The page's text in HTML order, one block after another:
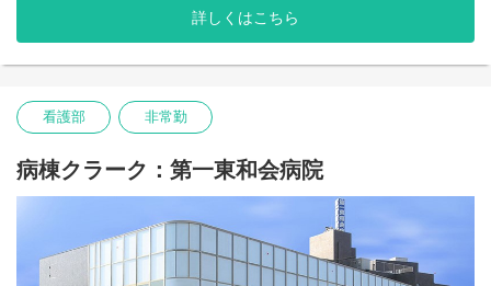
詳しくはこちら
看護部 非常勤
病棟クラーク：第一東和会病院